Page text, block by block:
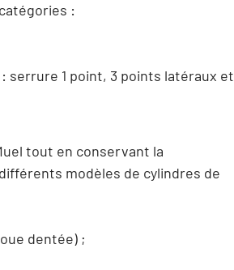
:
serrure 1 point, 3 points latéraux et
tout en conservant la
modèles de cylindres de
dentée) ;